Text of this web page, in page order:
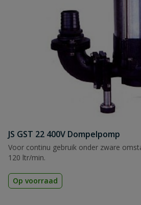
JS GST 22 400V Dompelpomp
Voor continu gebruik onder zware
120 ltr/min.
Op voorraad